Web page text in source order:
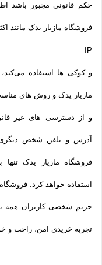
حکم قانونی مجبور باشد
فروشگاه مازیار یدک مانند
IP
و کوکی ‌ها استفاده می‌کند،
مازیار یدک و روش‌ های
و از دسترسی‌ های غیر
آدرس و تلفن شخص دیگری
فروشگاه مازیار یدک
استفاده خواهد کرد.
حریم شخصی کاربران همه­
تجربه‌ خریدی امن، راحت و